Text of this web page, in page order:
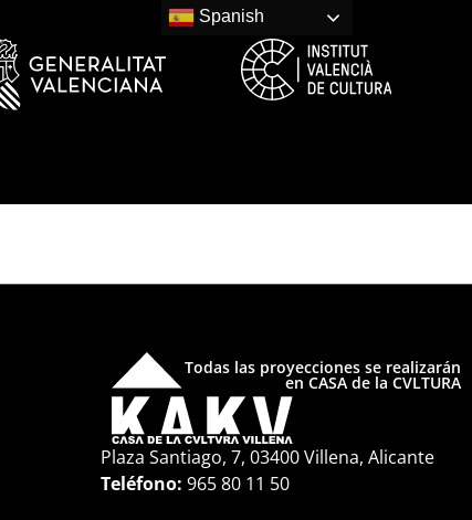
Todas las proyecciones se realizarán
en CASA de la CVLTURA
Plaza Santiago, 7, 03400 Villena, Alicante
Teléfono: 965 80 11 50
Spanish